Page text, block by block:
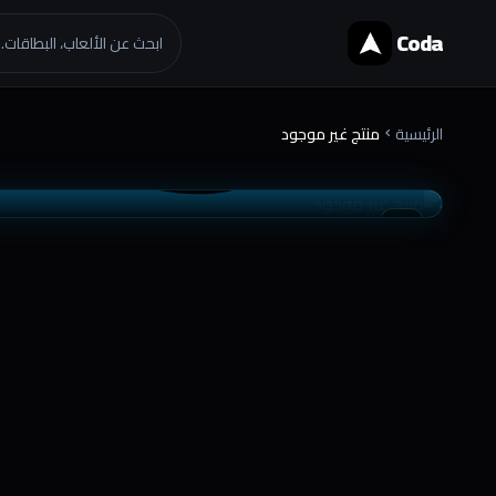
Coda ابحث عن الألعاب،
الرئيسية chevron_right منتج غير موجود